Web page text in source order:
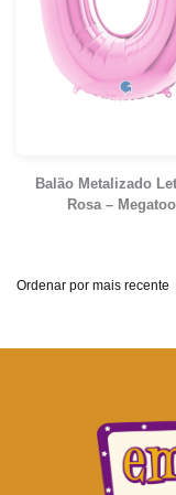
Balão Metalizado
Rosa –